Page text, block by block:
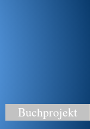
Buchprojekt